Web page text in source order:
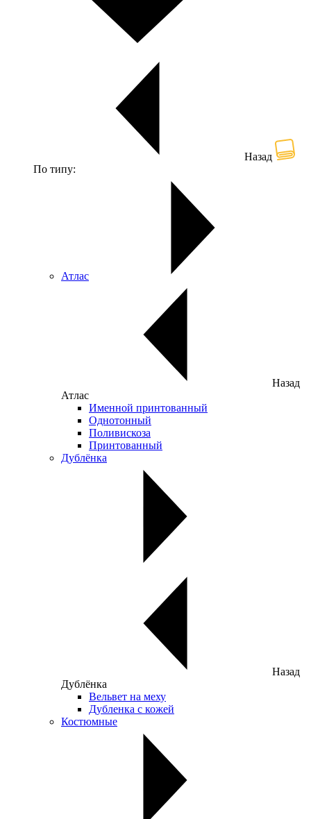
Назад
По типу:
Атлас
Назад
Атлас
Именной принтованный
Однотонный
Поливискоза
Принтованный
Дублёнка
Назад
Дублёнка
Вельвет на меху
Дубленка с кожей
Костюмные